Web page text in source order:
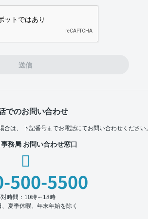
送信
でのお問い合わせ
は、 下記番号までお電話にてお問い合わせください。
務局 お問い合わせ窓口
500-5500
対時間：10時～18時
夏季休暇、年末年始を除く